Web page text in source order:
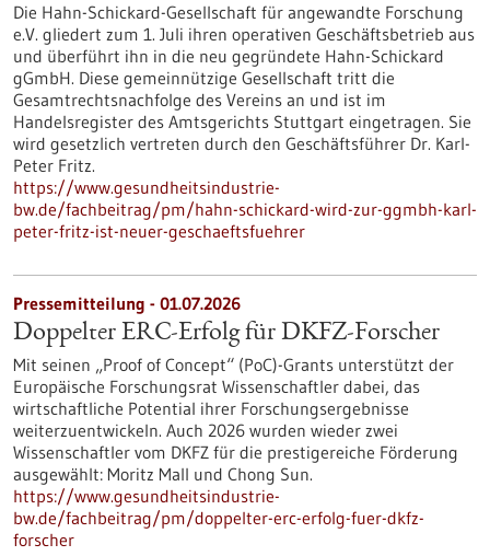
Die Hahn-Schickard-Gesellschaft für angewandte Forschung
e.V. gliedert zum 1. Juli ihren operativen Geschäftsbetrieb aus
und überführt ihn in die neu gegründete Hahn-Schickard
gGmbH. Diese gemeinnützige Gesellschaft tritt die
Gesamtrechtsnachfolge des Vereins an und ist im
Handelsregister des Amtsgerichts Stuttgart eingetragen. Sie
wird gesetzlich vertreten durch den Geschäftsführer Dr. Karl-
Peter Fritz.
https://www.gesundheitsindustrie-
bw.de/fachbeitrag/pm/hahn-schickard-wird-zur-ggmbh-karl-
peter-fritz-ist-neuer-geschaeftsfuehrer
Pressemitteilung - 01.07.2026
Doppelter ERC-Erfolg für DKFZ-Forscher
Mit seinen „Proof of Concept“ (PoC)-Grants unterstützt der
Europäische Forschungsrat Wissenschaftler dabei, das
wirtschaftliche Potential ihrer Forschungsergebnisse
weiterzuentwickeln. Auch 2026 wurden wieder zwei
Wissenschaftler vom DKFZ für die prestigereiche Förderung
ausgewählt: Moritz Mall und Chong Sun.
https://www.gesundheitsindustrie-
bw.de/fachbeitrag/pm/doppelter-erc-erfolg-fuer-dkfz-
forscher